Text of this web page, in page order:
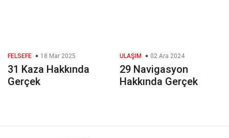
FELSEFE 18 Mar 2025
31 Kaza Hakkında
Gerçek
ULAŞIM 02 Ara 2024
29 Navigasyon
Hakkında Gerçek